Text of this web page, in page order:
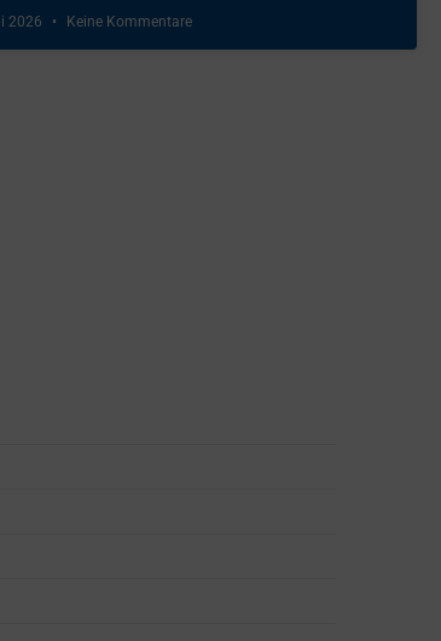
2026 Keine Kommentare